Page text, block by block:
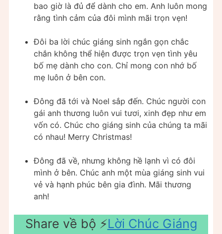
bao giờ là đủ để dành cho em. Anh luôn mong
rằng tình cảm của đôi mình mãi trọn vẹn!
Đôi ba lời chúc giáng sinh ngắn gọn chắc
chắn không thể hiện được trọn vẹn tình yêu
bố mẹ dành cho con. Chỉ mong con nhớ bố
mẹ luôn ở bên con.
Đông đã tới và Noel sắp đến. Chúc người con
gái anh thương luôn vui tươi, xinh đẹp như em
vốn có. Chúc cho giáng sinh của chúng ta mãi
có nhau! Merry Christmas!
Đông đã về, nhưng không hề lạnh vì có đôi
mình ở bên. Chúc anh một mùa giáng sinh vui
vẻ và hạnh phúc bên gia đình. Mãi thương
anh!
Share về bộ ⚡️Lời Chúc Giáng